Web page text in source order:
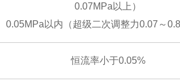
0.07MPa以上）
0.05MPa以内（超级二次调整力0.07～
恒流率小于0.05%